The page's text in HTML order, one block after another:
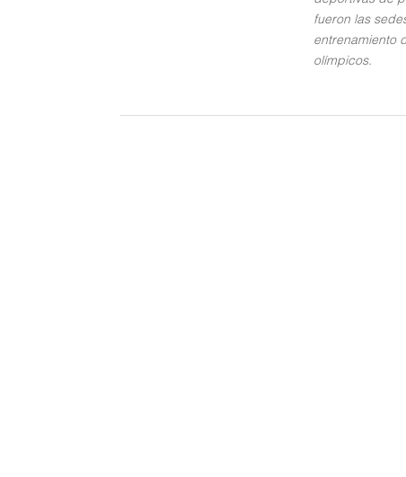
fueron las
entrenamiento
olímpicos.